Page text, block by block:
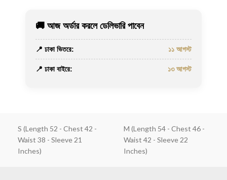
🚚 আজ অর্ডার করলে ডেলিভারি পাবেন
📍 ঢাকা ভিতরে: ১১ আগস্ট
📍 ঢাকা বাইরে: ১৩ আগস্ট
S (Length 52 - Chest 42 -
Waist 38 - Sleeve 21
Inches)
M (Length 54 - Chest 46 -
Waist 42 - Sleeve 22
Inches)